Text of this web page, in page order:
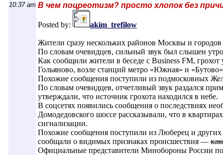
10:37 am В чем поцреотизм? просто хлопок без
Posted by: akim_trefilow
Жители сразу нескольких районов Москвы и
По словам очевидцев, сильный звук был слышен
Как сообщили жители в беседе с Business FM,
Гольяново, возле станций метро «Южная» и
Похожие сообщения поступили из подмосковных
По словам очевидцев, отчетливый звук раздался
утверждали, что источник грохота находился в небе.
В соцсетях появились сообщения о последствиях
Домодедовского шоссе рассказывали, что в
сигнализации.
Похожие сообщения поступили из Люберец и
сообщали о видимых признаках происшествия —
Официальные представители Минобороны России